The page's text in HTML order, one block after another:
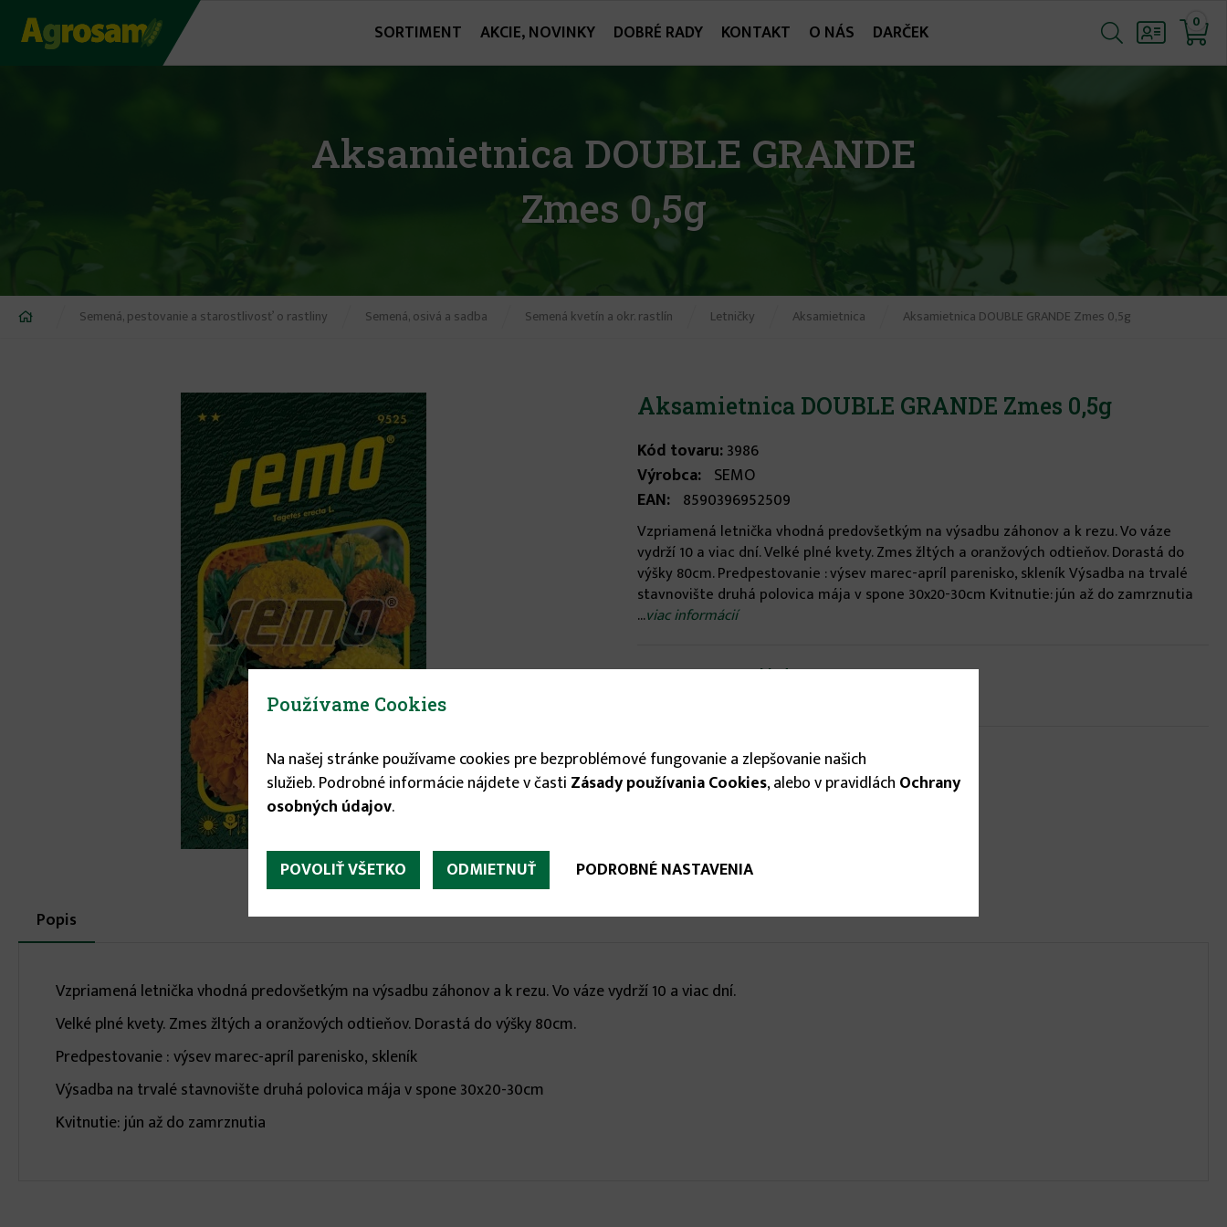
Jump
SORTIMENT AKCIE, NOVINKY DOBRÉ RADY KONTAKT O NÁS DARČEK 0
Aksamietnica DOUBLE GRANDE
Zmes 0,5g
NachádzateSemená, pestovanie a starostlivosť o rastliny Semená, osivá a sadba Semená kvetín a okr. rastlín Letničky Aksamietnica Aksamietnica DOUBLE GRANDE Zmes 0,5g
Aksamietnica DOUBLE GRANDE Zmes 0,5g
Kód tovaru:3986
Výrobca: SEMO
EAN: 8590396952509
Vzpriamená letnička vhodná predovšetkým na výsadbu záhonov a k rezu. Vo váze
vydrží 10 a viac dní. Velké plné kvety. Zmes žltých a oranžových odtieňov. Dorastá do
výšky 80cm. Predpestovanie : výsev marec-apríl parenisko, skleník Výsadba na trvalé
stavnovište druhá polovica mája v spone 30x20-30cm Kvitnutie: jún až do zamrznutia
...viac informácií
Stav tovaru: Na sklade
0.89 €
More
infos
Popis
karta)
Vzpriamená letnička vhodná predovšetkým na výsadbu záhonov a k rezu. Vo váze vydrží 10 a viac dní.
Velké plné kvety. Zmes žltých a oranžových odtieňov. Dorastá do výšky 80cm.
Predpestovanie : výsev marec-apríl parenisko, skleník
Výsadba na trvalé stavnovište druhá polovica mája v spone 30x20-30cm
Kvitnutie: jún až do zamrznutia
Používame Cookies
Na našej stránke používame cookies pre bezproblémové fungovanie a zlepšovanie našich
služieb. Podrobné informácie nájdete v časti Zásady používania Cookies, alebo v pravidlách Ochrany
osobných údajov.
POVOLIŤ VŠETKO ODMIETNUŤ PODROBNÉ NASTAVENIA